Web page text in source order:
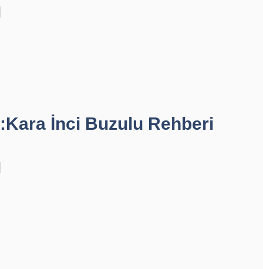
:Kara İnci Buzulu Rehberi